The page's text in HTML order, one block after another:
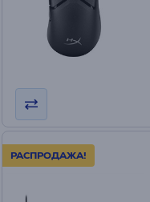
РАСПРОДАЖА!